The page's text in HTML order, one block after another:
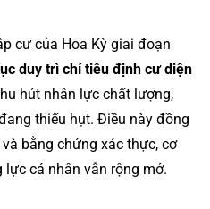
cư của Hoa Kỳ giai đoạn
duy trì chỉ tiêu định cư diện
hút nhân lực chất lượng,
thiếu hụt. Điều này đồng
bằng chứng xác thực, cơ
cá nhân vẫn rộng mở.